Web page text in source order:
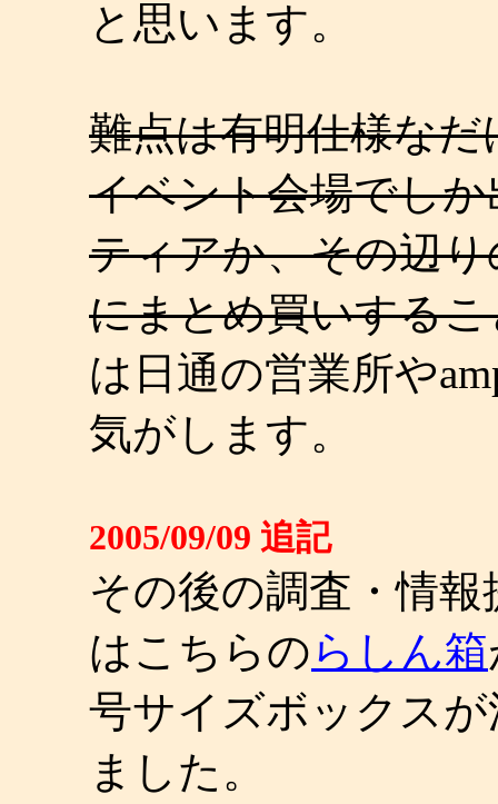
と思います。
難点は有明仕様な
イベント会場でし
ティアか、その辺
にまとめ買いする
は日通の営業所や
気がします。
2005/09/09 追記
その後の調査・情
はこちらのらしん箱
号サイズボックス
ました。